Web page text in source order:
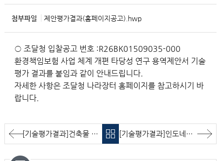
첨부파일 제안평가결과(홈페이지공고).hwp
○ 조달청 입찰공고 번호 :R26BK01509035-000
환경책임보험 사업 체계 개편 타당성 연구 용역제안서 기술
평가 결과를 붙임과 같이 안내드립니다.
자세한 사항은 조달청 나라장터 홈페이지를 참고하시기 바
랍니다.
[기술평가결과]건축물 내재 환경영향 평가 사례연구 및 가이드라인 개발 용역 기술평가 결과 알림 [기술평가결과]인도네시아 보고르시 지방상수도(PDAM) 스마트 물관리(SWM) 타당성조사 용역 기술평가 결과 알림